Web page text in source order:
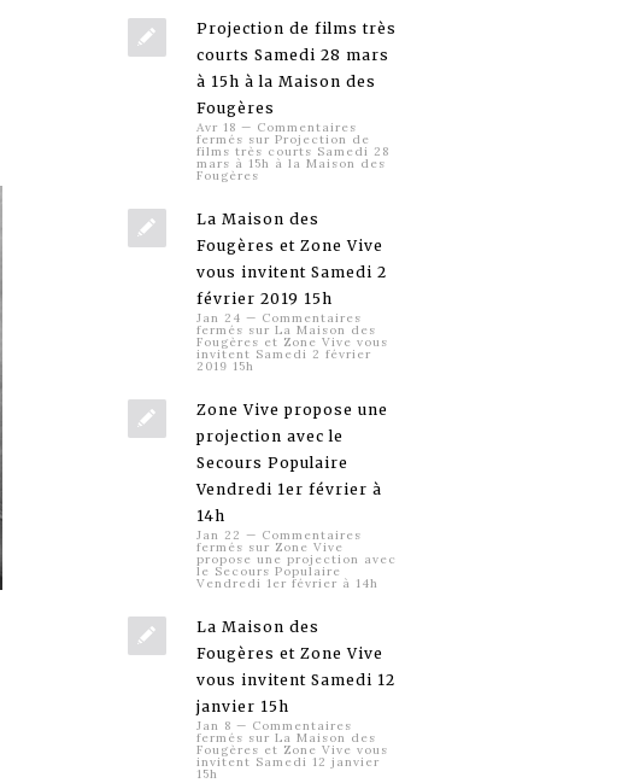
Projection de films très
courts Samedi 28 mars
à 15h à la Maison des
Fougères
Avr 18 — Commentaires
fermés sur Projection de
films très courts Samedi 28
mars à 15h à la Maison des
Fougères
La Maison des
Fougères et Zone Vive
vous invitent Samedi 2
février 2019 15h
Jan 24 — Commentaires
fermés sur La Maison des
Fougères et Zone Vive vous
invitent Samedi 2 février
2019 15h
Zone Vive propose une
projection avec le
Secours Populaire
Vendredi 1er février à
14h
Jan 22 — Commentaires
fermés sur Zone Vive
propose une projection avec
le Secours Populaire
Vendredi 1er février à 14h
La Maison des
Fougères et Zone Vive
vous invitent Samedi 12
janvier 15h
Jan 8 — Commentaires
fermés sur La Maison des
Fougères et Zone Vive vous
invitent Samedi 12 janvier
15h